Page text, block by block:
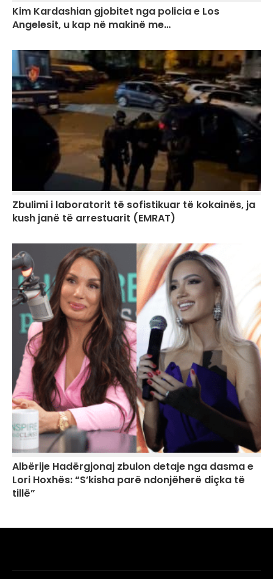
Kim Kardashian gjobitet nga policia e Los
Angelesit, u kap në makinë me…
Zbulimi i laboratorit të sofistikuar të kokainës, ja
kush janë të arrestuarit (EMRAT)
Albërije Hadërgjonaj zbulon detaje nga dasma e
Lori Hoxhës: “S’kisha parë ndonjëherë diçka të
tillë”